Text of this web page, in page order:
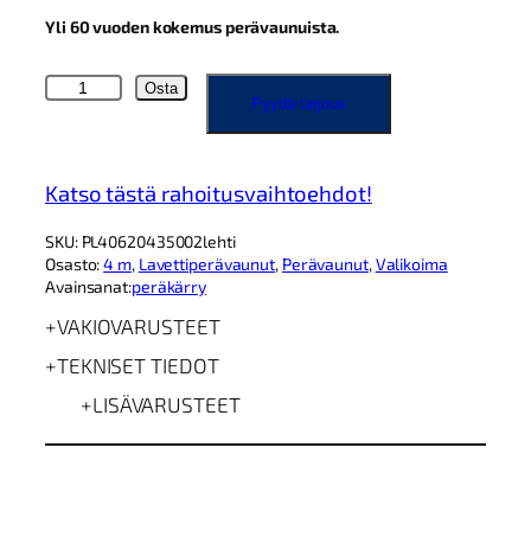
Yli 60 vuoden kokemus perävaunuista.
S
a
P
4
0
6
2
4
0
Osta
Pyydä tarjous
Katso tästä rahoitusvaihtoehdot!
SKU: PL40620435002lehti
Osasto:4 m, Lavettiperävaunut, Perävaunut, Valikoima
Avainsanat:peräkärry
VAKIOVARUSTEET
TEKNISET TIEDOT
LISÄVARUSTEET